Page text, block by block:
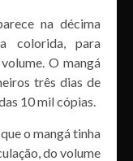
na décima
colorida, para
O mangá
três dias de
10 mil cópias.
o mangá tinha
do volume